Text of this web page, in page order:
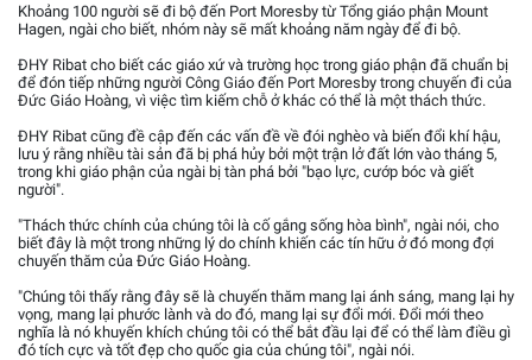
Khoảng 100 người sẽ đi bộ đến Port Moresby từ Tổng giáo phận Mount
Hagen, ngài cho biết, nhóm này sẽ mất khoảng năm ngày để đi bộ.
ĐHY Ribat cho biết các giáo xứ và trường học trong giáo phận đã chuẩn bị
để đón tiếp những người Công Giáo đến Port Moresby trong chuyến đi của
Đức Giáo Hoàng, vì việc tìm kiếm chỗ ở khác có thể là một thách thức.
ĐHY Ribat cũng đề cập đến các vấn đề về đói nghèo và biến đổi khí hậu,
lưu ý rằng nhiều tài sản đã bị phá hủy bởi một trận lở đất lớn vào tháng 5,
trong khi giáo phận của ngài bị tàn phá bởi "bạo lực, cướp bóc và giết
người".
"Thách thức chính của chúng tôi là cố gắng sống hòa bình", ngài nói, cho
biết đây là một trong những lý do chính khiến các tín hữu ở đó mong đợi
chuyến thăm của Đức Giáo Hoàng.
"Chúng tôi thấy rằng đây sẽ là chuyến thăm mang lại ánh sáng, mang lại hy
vọng, mang lại phước lành và do đó, mang lại sự đổi mới. Đổi mới theo
nghĩa là nó khuyến khích chúng tôi có thể bắt đầu lại để có thể làm điều gì
đó tích cực và tốt đẹp cho quốc gia của chúng tôi", ngài nói.